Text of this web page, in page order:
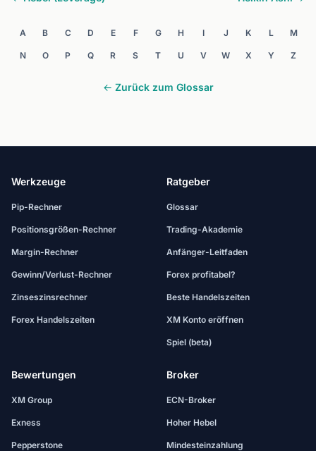
A B C D E F G H I J K L M
N O P Q R S T U V W X Y Z
← Zurück zum Glossar
Werkzeuge
Pip-Rechner
Positionsgrößen-Rechner
Margin-Rechner
Gewinn/Verlust-Rechner
Zinseszinsrechner
Forex Handelszeiten
Ratgeber
Glossar
Trading-Akademie
Anfänger-Leitfaden
Forex profitabel?
Beste Handelszeiten
XM Konto eröffnen
Spiel (beta)
Bewertungen
XM Group
Exness
Pepperstone
Broker
ECN-Broker
Hoher Hebel
Mindesteinzahlung